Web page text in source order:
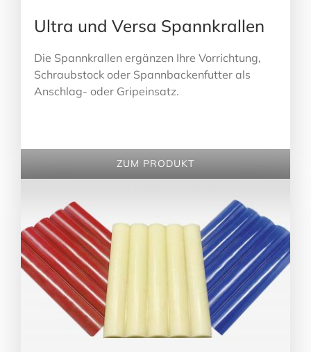
Ultra und Versa Spannkrallen
Die Spannkrallen ergänzen Ihre Vorrichtung,
Schraubstock oder Spannbackenfutter als
Anschlag- oder Gripeinsatz.
ZUM PRODUKT